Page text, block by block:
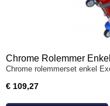
Chrome Rolemmer
Chrome rolemmerset enkel
€ 109,27